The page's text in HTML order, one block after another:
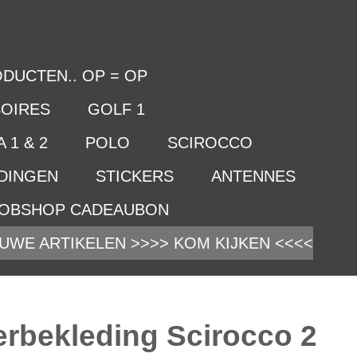
OP = OP
GOLF 1
1 & 2
POLO
SCIROCCO
STICKERS
ANTENNES
CADEAUBON
ARTIKELEN >>>> KOM KIJKEN <<<<
Scirocco 2